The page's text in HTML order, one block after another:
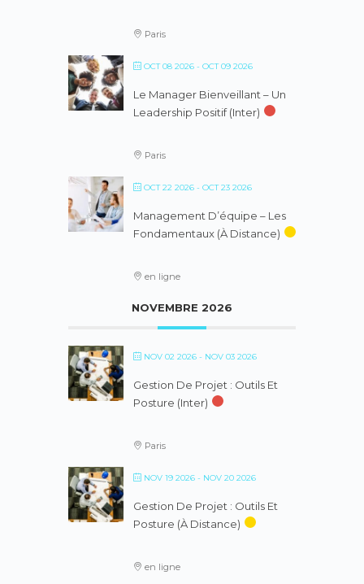
Paris
OCT 08 2026 - OCT 09 2026
Le Manager Bienveillant – Un
Leadership Positif (inter)
Paris
OCT 22 2026 - OCT 23 2026
Management D’équipe – Les
Fondamentaux (à Distance)
en ligne
NOVEMBRE 2026
NOV 02 2026 - NOV 03 2026
Gestion De Projet : Outils Et
Posture (inter)
Paris
NOV 19 2026 - NOV 20 2026
Gestion De Projet : Outils Et
Posture (à Distance)
en ligne